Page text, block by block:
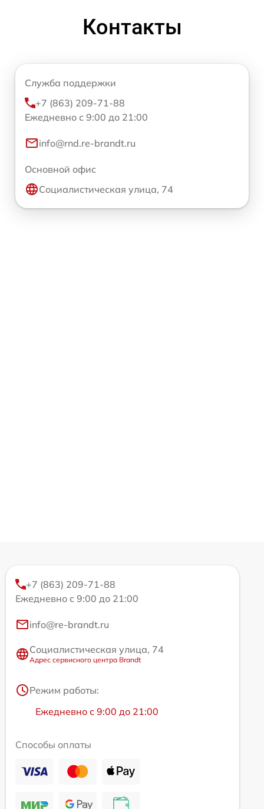
Контакты
Служба поддержки
+7 (863) 209-71-88
Ежедневно с 9:00 до 21:00
info@rnd.re-brandt.ru
Основной офис
Социалистическая улица, 74
+7 (863) 209-71-88
Ежедневно с 9:00 до 21:00
info@re-brandt.ru
Социалистическая улица, 74
Адрес сервисного центра Brandt
Режим работы:
Ежедневно с 9:00 до 21:00
Способы оплаты